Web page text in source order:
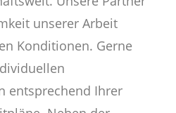
unserer Arbeit
Konditionen. Gerne
entsprechend Ihrer